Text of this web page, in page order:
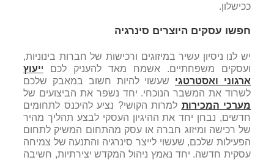
ככישלון.
חפשו עסקים היוצרים סינרגיה
יש לנו ניסיון עשיר במיזוגים ורכישות של חברות בינוניות,
ועסקים משפחתיים. אשמח מאד להעניק לכם ייעוץ
ארגוני ואסטרטגי שעשוי להיות חשוב במאבק שלכם
לשרוד את המשבר הנוכחי. יחד נשפר את הביצועים של
מערכי המכירות למרות הקושי? נציע להיכנס לתחומים
חדשים, נבחן יחד את ההיגיון העסקי לבצע תהליך מהיר
של רכישה ומיזוג חברה או עסק מהתחום המשיק לתחום
הפעילות שלכם, שעשוי לייצר סינרגיה והתנעה של צמיחה
עסקית חדשה. יחד נאמץ ניהול המקדש יצירתיות, חשיבה